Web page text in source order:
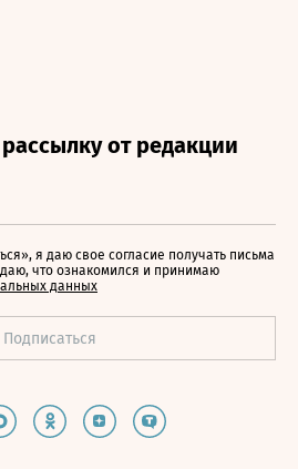
я даю свое согласие получать письма
что ознакомился и принимаю
данных